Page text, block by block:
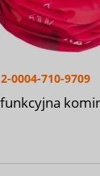
2-0004-710-9709